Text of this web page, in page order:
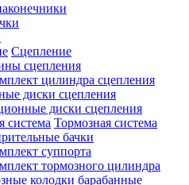
Сцепление
сцепления
цилиндра сцепления
диски сцепления
диски сцепления
Тормозная система
бачки
суппорта
тормозного цилиндра
колодки барабанные